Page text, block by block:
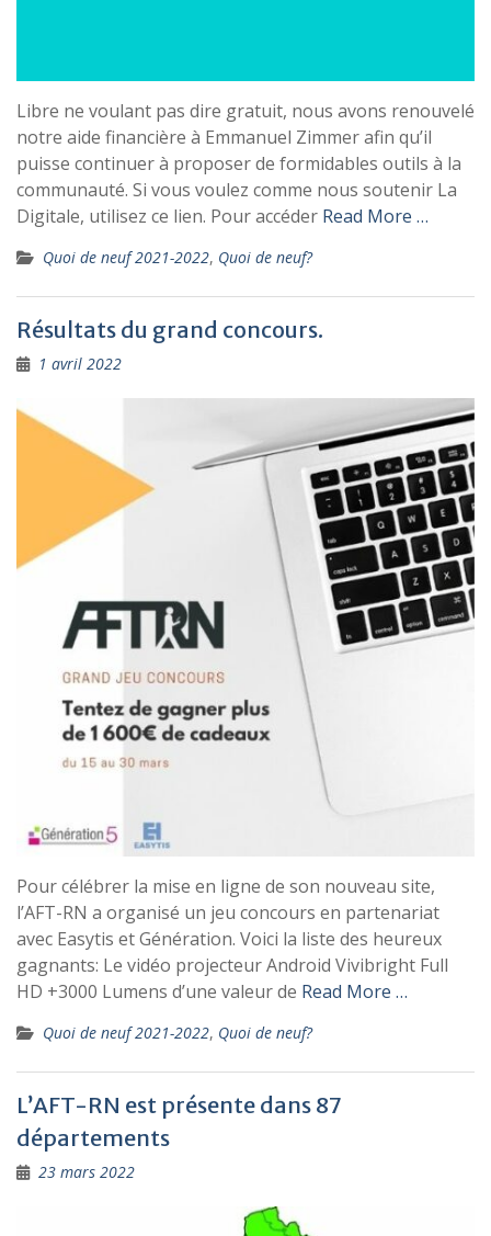
Libre ne voulant pas dire gratuit, nous avons renouvelé
notre aide financière à Emmanuel Zimmer afin qu’il
puisse continuer à proposer de formidables outils à la
communauté. Si vous voulez comme nous soutenir La
Digitale, utilisez ce lien. Pour accéder Read More …
Quoi de neuf 2021-2022, Quoi de neuf?
Résultats du grand concours.
1 avril 2022
Pour célébrer la mise en ligne de son nouveau site,
l’AFT-RN a organisé un jeu concours en partenariat
avec Easytis et Génération. Voici la liste des heureux
gagnants: Le vidéo projecteur Android Vivibright Full
HD +3000 Lumens d’une valeur de Read More …
Quoi de neuf 2021-2022, Quoi de neuf?
L’AFT-RN est présente dans 87
départements
23 mars 2022